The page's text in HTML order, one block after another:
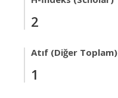
2
Atıf (Diğer Toplam)
1